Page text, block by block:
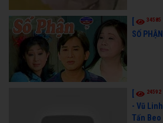
34585
SỐ PHẬN
[ 24592
- Vũ
Tấn Beo